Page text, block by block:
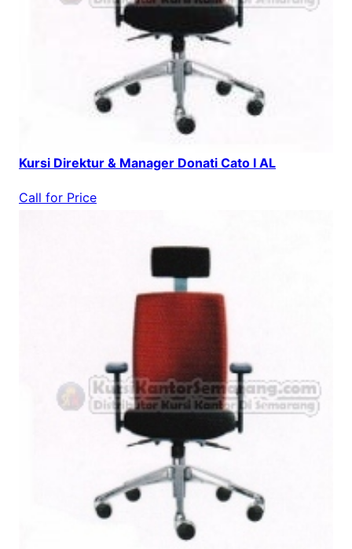
Kursi Direktur & Manager Donati Cato I AL
Call for Price